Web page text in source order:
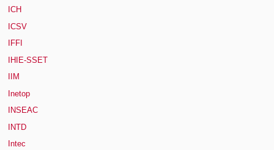
ICH
ICSV
IFFI
IHIE-SSET
IIM
Inetop
INSEAC
INTD
Intec